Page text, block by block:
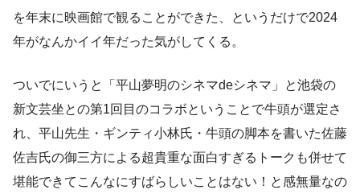
を年末に映画館で観ることができた、というだけで2024
年がなんかイイ年だった気がしてくる。
ついでにいうと「平山夢明のシネマdeシネマ」と池袋の
新文芸坐との第1回目のコラボということで牛頭が選定さ
れ、平山先生・ギンティ小林氏・牛頭の脚本を書いた佐藤
佐吉氏の御三方による超貴重な面白すぎるトークも併せて
堪能できてこんなにすばらしいことはない！と感無量なの